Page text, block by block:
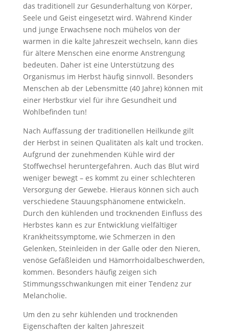
das traditionell zur Gesunderhaltung von Körper,
Seele und Geist eingesetzt wird. Während Kinder
und junge Erwachsene noch mühelos von der
warmen in die kalte Jahreszeit wechseln, kann dies
für ältere Menschen eine enorme Anstrengung
bedeuten. Daher ist eine Unterstützung des
Organismus im Herbst häufig sinnvoll. Besonders
Menschen ab der Lebensmitte (40 Jahre) können mit
einer Herbstkur viel für ihre Gesundheit und
Wohlbefinden tun!
Nach Auffassung der traditionellen Heilkunde gilt
der Herbst in seinen Qualitäten als kalt und trocken.
Aufgrund der zunehmenden Kühle wird der
Stoffwechsel heruntergefahren. Auch das Blut wird
weniger bewegt – es kommt zu einer schlechteren
Versorgung der Gewebe. Hieraus können sich auch
verschiedene Stauungsphänomene entwickeln.
Durch den kühlenden und trocknenden Einfluss des
Herbstes kann es zur Entwicklung vielfältiger
Krankheitssymptome, wie Schmerzen in den
Gelenken, Steinleiden in der Galle oder den Nieren,
venöse Gefäßleiden und Hämorrhoidalbeschwerden,
kommen. Besonders häufig zeigen sich
Stimmungsschwankungen mit einer Tendenz zur
Melancholie.
Um den zu sehr kühlenden und trocknenden
Eigenschaften der kalten Jahreszeit